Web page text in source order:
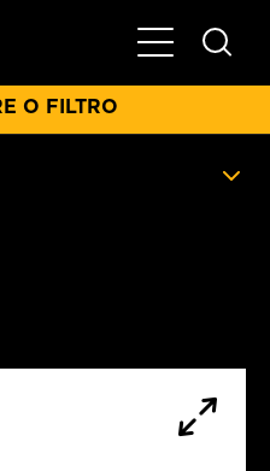
Menu
O FILTRO